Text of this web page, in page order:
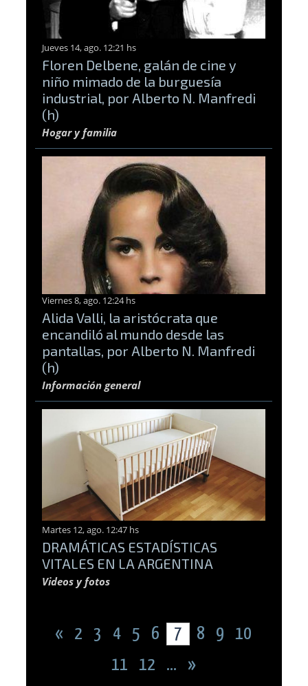
Jueves 14, ago. 12:21 hs
Floren Delbene, galán de cine y
niño mimado de la burguesía
industrial, por Alberto N. Manfredi
(h)
Hogar y familia
Viernes 8, ago. 12:24 hs
Alida Valli, la aristócrata que
encandiló al mundo desde las
pantallas, por Alberto N. Manfredi
(h)
Información general
Martes 12, ago. 12:47 hs
DRAMÁTICAS ESTADÍSTICAS
VITALES EN LA ARGENTINA
Videos y fotos
« 2 3 4 5 6 7 8 9
10
11
12 ... »